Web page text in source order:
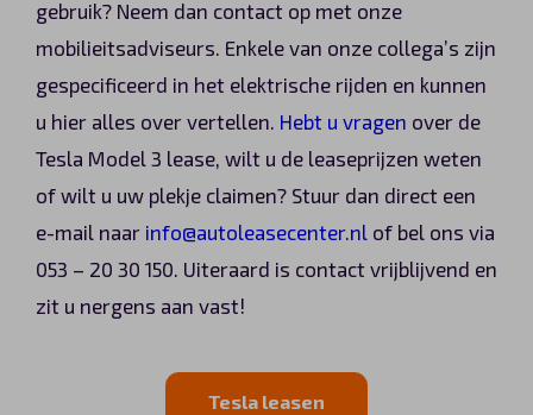
gebruik? Neem dan contact op met onze
mobilieitsadviseurs. Enkele van onze collega’s zijn
gespecificeerd in het elektrische rijden en kunnen
u hier alles over vertellen. Hebt u vragen over de
Tesla Model 3 lease, wilt u de leaseprijzen weten
of wilt u uw plekje claimen? Stuur dan direct een
e-mail naar info@autoleasecenter.nl of bel ons via
053 – 20 30 150. Uiteraard is contact vrijblijvend en
zit u nergens aan vast!
Tesla leasen